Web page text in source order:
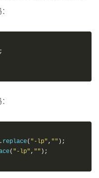
replace( "-lp" , "" );
( "-lp" , "" );